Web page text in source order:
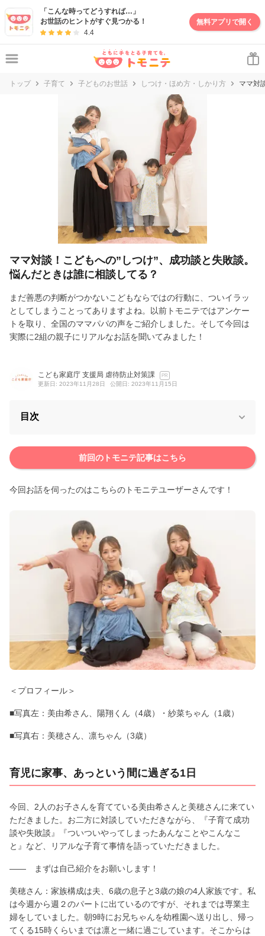
「こんな時ってどうすれば…」
お世話のヒントがすぐ見つかる！
4.4
無料アプリで開く
トップ 子育て 子どものお世話 しつけ・ほめ方・しかり方 ママ対
ママ対談！こどもへの”しつけ”、成功談と失敗談。
悩んだときは誰に相談してる？
まだ善悪の判断がつかないこどもならではの行動に、ついイラッ
としてしまうことってありますよね。以前トモニテではアンケー
トを取り、全国のママパパの声をご紹介しました。そして今回は
実際に2組の親子にリアルなお話を聞いてみました！
こども家庭庁 支援局 虐待防止対策課 PR
更新日: 2023年11月28日 公開日: 2023年11月15日
目次
前回のトモニテ記事はこちら
今回お話を伺ったのはこちらのトモニテユーザーさんです！
＜プロフィール＞
■写真左：美由希さん、陽翔くん（4歳）・紗菜ちゃん（1歳）
■写真右：美穂さん、凛ちゃん（3歳）
育児に家事、あっという間に過ぎる1日
今回、2人のお子さんを育てている美由希さんと美穂さんに来てい
ただきました。お二方に対談していただきながら、『子育て成功
談や失敗談』『ついついやってしまったあんなことやこんなこ
と』など、リアルな子育て事情を語っていただきました。
―― まずは自己紹介をお願いします！
美穂さん：家族構成は夫、6歳の息子と3歳の娘の4人家族です。私
は今週から週２のパートに出ているのですが、それまでは専業主
婦をしていました。朝9時にお兄ちゃんを幼稚園へ送り出し、帰っ
てくる15時くらいまでは凛と一緒に過ごしています。そこからは